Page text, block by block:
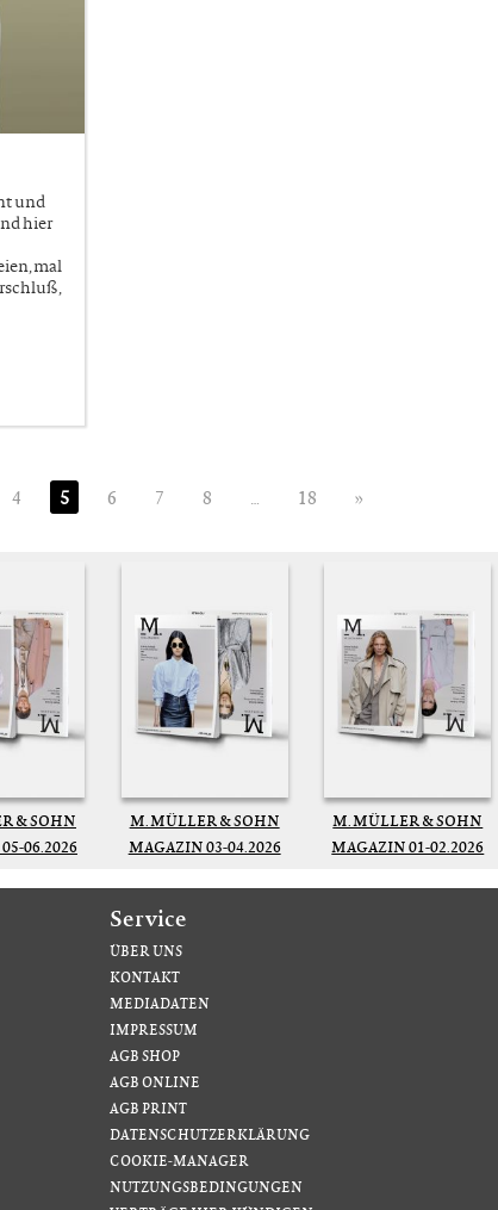
und
hier
mal
4 5 6 7 8 … 18 »
& SOHN
06.2026
M. MÜLLER & SOHN
MAGAZIN 03-04.2026
M. MÜLLER & SOHN
MAGAZIN 01-02.2026
Service
ÜBER UNS
KONTAKT
MEDIADATEN
IMPRESSUM
AGB SHOP
AGB ONLINE
AGB PRINT
DATENSCHUTZERKLÄRUNG
COOKIE-MANAGER
NUTZUNGSBEDINGUNGEN